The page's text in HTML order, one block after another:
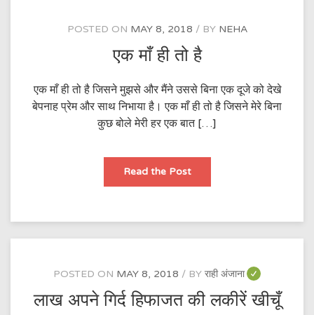
POSTED ON MAY 8, 2018 BY NEHA
एक माँ ही तो है
एक माँ ही तो है जिसने मुझसे और मैंने उससे बिना एक दूजे को देखे
बेपनाह प्रेम और साथ निभाया है। एक माँ ही तो है जिसने मेरे बिना
कुछ बोले मेरी हर एक बात […]
Read the Postएक
ही
POSTED ON MAY 8, 2018 BYराही अंजाना
लाख अपने गिर्द हिफाजत की लकीरें खीचूँ